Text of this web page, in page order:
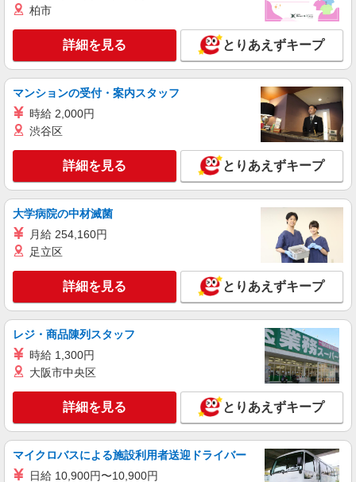
時給1500円〜2125円 ＜日払い有/週払い有/交
佐野市内
キープ 詳細を見る
派遣社員
株式会社kotrio /●UT-H-2010110
佐野市＊少人数グルホで利用者さんと家事や掃
除など♪日払いOK
時給1500円〜2125円 ＜日払い有/週払い有/交
通費全支給(ガソリン代含む)＞
詳細を見る
株式会社kotrio /●UT-H-2009862
しいサ高住のSTAFF
時給1500円〜2125円 ＜日払い有/週払い有/交
佐野市/佐野市駅 徒歩10分
キープ 詳細を見る
柏市
詳細を見る とりあえずキープ
マンションの受付・案内スタッフ
時給 2,000円
渋谷区
詳細を見る とりあえずキープ
大学病院の中材滅菌
月給 254,160円
足立区
詳細を見る とりあえずキープ
レジ・商品陳列スタッフ
時給 1,300円
大阪市中央区
詳細を見る とりあえずキープ
マイクロバスによる施設利用者送迎ドライバー
日給 10,900円〜10,900円